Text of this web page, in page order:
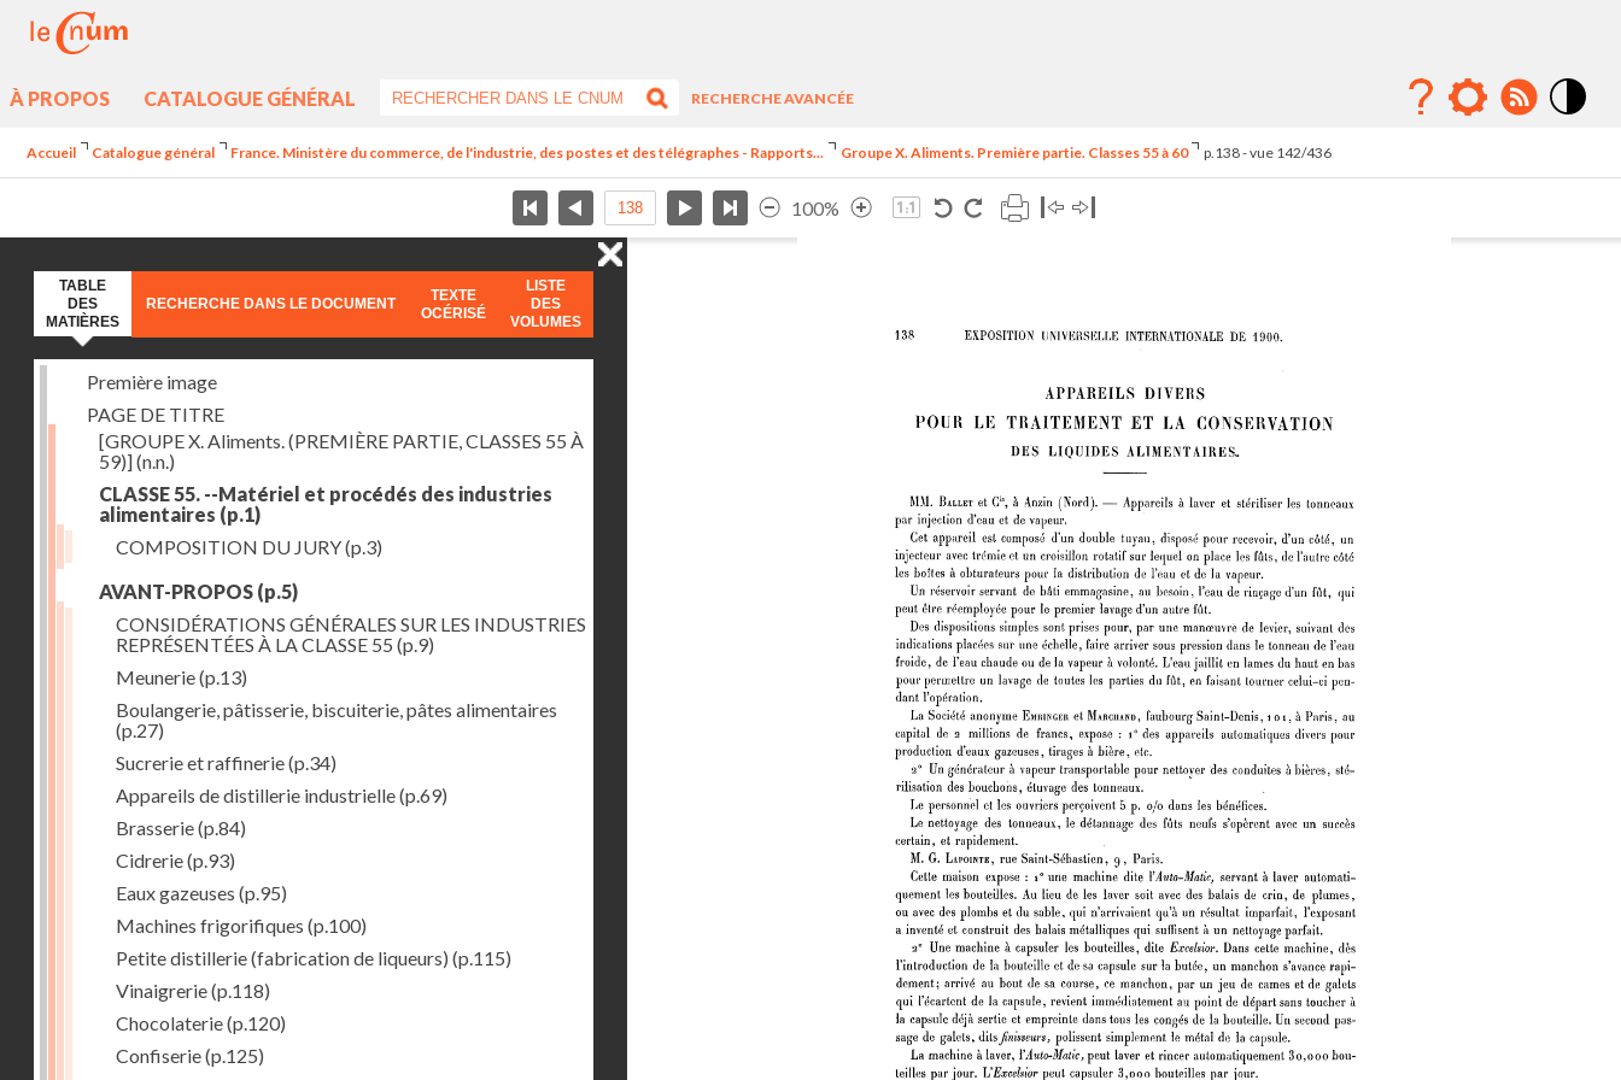
À PROPOS CATALOGUE GÉNÉRAL
RECHERCHE AVANCÉE
Accueil Catalogue général France. Ministère du commerce, de l'industrie, des postes et des télégraphes - Rapports... Groupe X. Aliments. Première partie. Classes 55 à 60 p.138 - vue 142/436
100%
TABLE
DES
MATIÈRES
RECHERCHE DANS LE DOCUMENT
TEXTE
OCÉRISÉ
LISTE
DES
VOLUMES
Première image
PAGE DE TITRE
[GROUPE X. Aliments. (PREMIÈRE PARTIE, CLASSES 55 À
59)](n.n.)
CLASSE 55. --Matériel et procédés des industries
alimentaires (p.1)
COMPOSITION DU JURY(p.3)
AVANT-PROPOS (p.5)
CONSIDÉRATIONS GÉNÉRALES SUR LES INDUSTRIES
REPRÉSENTÉES À LA CLASSE 55 (p.9)
Meunerie(p.13)
Boulangerie, pâtisserie, biscuiterie, pâtes alimentaires
(p.27)
Sucrerie et raffinerie(p.34)
Appareils de distillerie industrielle(p.69)
Brasserie(p.84)
Cidrerie(p.93)
Eaux gazeuses (p.95)
Machines frigorifiques (p.100)
Petite distillerie (fabrication de liqueurs) (p.115)
Vinaigrerie(p.118)
Chocolaterie(p.120)
Confiserie(p.125)